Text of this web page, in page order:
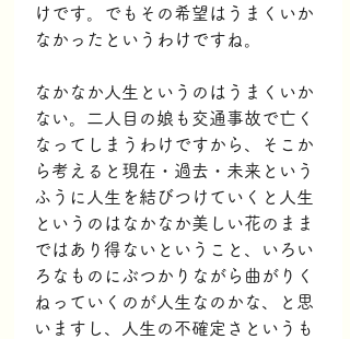
けです。でもその希望はうまくいか
なかったというわけですね。
なかなか人生というのはうまくいか
ない。二人目の娘も交通事故で亡く
なってしまうわけですから、そこか
ら考えると現在・過去・未来という
ふうに人生を結びつけていくと人生
というのはなかなか美しい花のまま
ではあり得ないということ、いろい
ろなものにぶつかりながら曲がりく
ねっていくのが人生なのかな、と思
いますし、人生の不確定さというも